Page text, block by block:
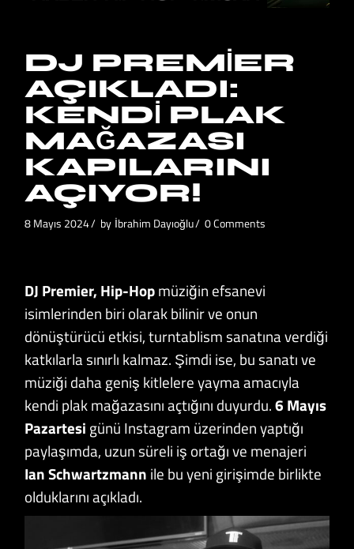
DJ PREMIER
AÇIKLADI:
KENDI PLAK
MAĞAZASI
KAPILARINI
AÇIYOR!
8 Mayıs 2024 by İbrahim Dayıoğlu 0 Comments
DJ Premier, Hip-Hopmüziğin efsanevi
isimlerinden biri olarak bilinir ve onun
dönüştürücü etkisi, turntablism sanatına verdiği
katkılarla sınırlı kalmaz. Şimdi ise, bu sanatı ve
müziği daha geniş kitlelere yayma amacıyla
kendi plak mağazasını açtığını duyurdu.6 Mayıs
Pazartesi günü Instagram üzerinden yaptığı
paylaşımda, uzun süreli iş ortağı ve menajeri
Ian Schwartzmann ile bu yeni girişimde birlikte
olduklarını açıkladı.